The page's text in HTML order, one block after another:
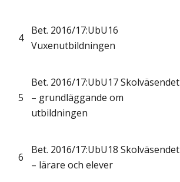
4
Bet. 2016/17:UbU16
Vuxenutbildningen
5
Bet. 2016/17:UbU17 Skolväsendet
– grundläggande om
utbildningen
6
Bet. 2016/17:UbU18 Skolväsendet
– lärare och elever